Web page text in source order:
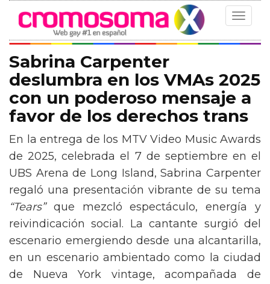
Toggle
Sabrina Carpenter
deslumbra en los VMAs 2025
con un poderoso mensaje a
favor de los derechos trans
En la entrega de los MTV Video Music Awards
de 2025, celebrada el 7 de septiembre en el
UBS Arena de Long Island, Sabrina Carpenter
regaló una presentación vibrante de su tema
“Tears”que mezcló espectáculo, energía y
reivindicación social. La cantante surgió del
escenario emergiendo desde una alcantarilla,
en un escenario ambientado como la ciudad
de Nueva York vintage, acompañada de